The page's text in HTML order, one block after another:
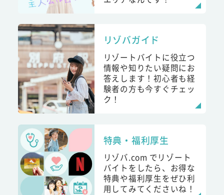
リゾバガイド
リゾートバイトに役立つ
情報や知りたい疑問にお
答えします！初心者も経
験者の方も今すぐチェッ
ク！
特典・福利厚生
リゾバ.com でリゾート
バイトをしたら、お得な
特典や福利厚生をぜひ利
用してみてくださいね！